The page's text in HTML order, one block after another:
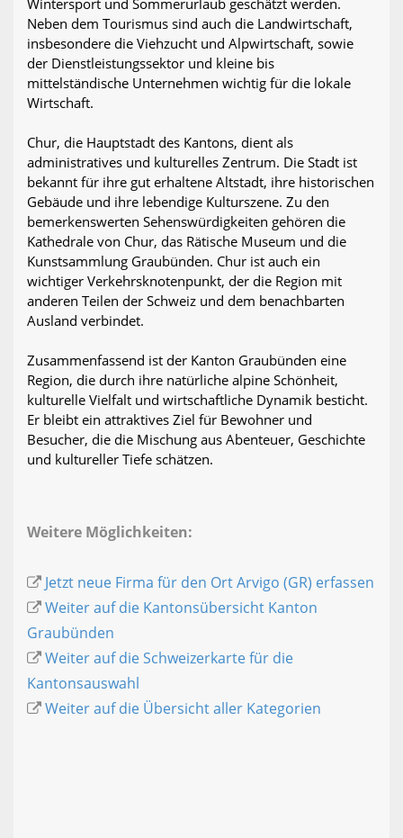
Wintersport und Sommerurlaub geschätzt werden.
Neben dem Tourismus sind auch die Landwirtschaft,
insbesondere die Viehzucht und Alpwirtschaft, sowie
der Dienstleistungssektor und kleine bis
mittelständische Unternehmen wichtig für die lokale
Wirtschaft.
Chur, die Hauptstadt des Kantons, dient als
administratives und kulturelles Zentrum. Die Stadt ist
bekannt für ihre gut erhaltene Altstadt, ihre historischen
Gebäude und ihre lebendige Kulturszene. Zu den
bemerkenswerten Sehenswürdigkeiten gehören die
Kathedrale von Chur, das Rätische Museum und die
Kunstsammlung Graubünden. Chur ist auch ein
wichtiger Verkehrsknotenpunkt, der die Region mit
anderen Teilen der Schweiz und dem benachbarten
Ausland verbindet.
Zusammenfassend ist der Kanton Graubünden eine
Region, die durch ihre natürliche alpine Schönheit,
kulturelle Vielfalt und wirtschaftliche Dynamik besticht.
Er bleibt ein attraktives Ziel für Bewohner und
Besucher, die die Mischung aus Abenteuer, Geschichte
und kultureller Tiefe schätzen.
Weitere Möglichkeiten:
Jetzt neue Firma für den Ort Arvigo (GR) erfassen
Weiter auf die Kantonsübersicht Kanton
Graubünden
Weiter auf die Schweizerkarte für die
Kantonsauswahl
Weiter auf die Übersicht aller Kategorien